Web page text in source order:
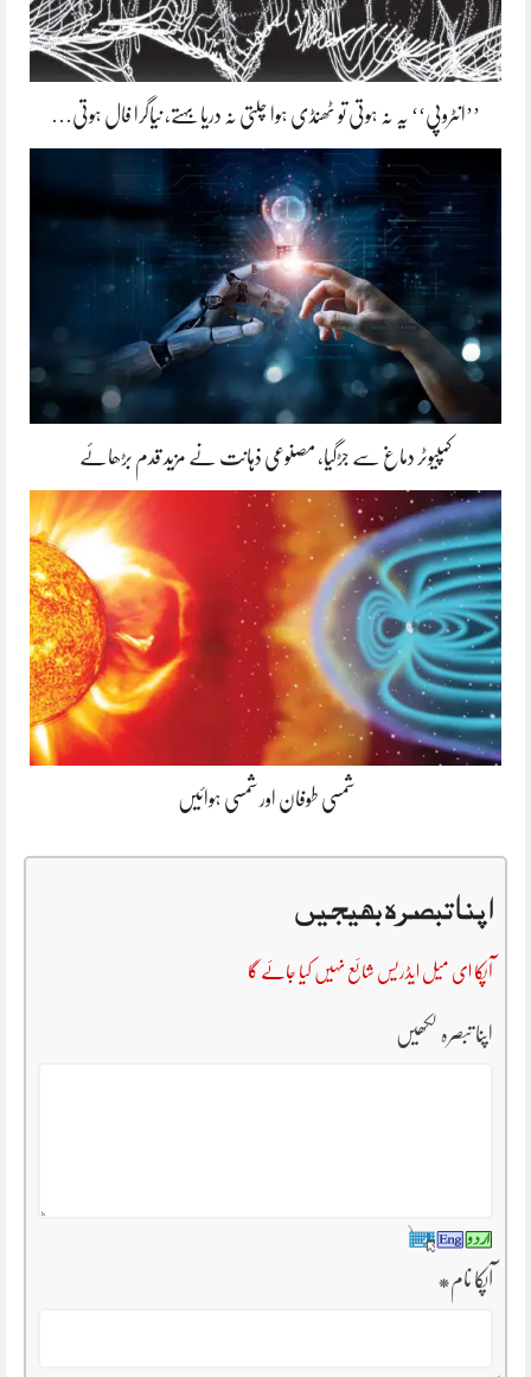
’’انٹروپی‘‘ یہ نہ ہوتی تو ٹھنڈی ہوا چلتی نہ دریا بہتے، نیاگرا فال ہوتی…
کمپیوٹر دماغ سے جڑگیا، مصنوعی ذہانت نے مزید قدم بڑھائے
شمسی طوفان اور شمسی ہوائیں
اپنا تبصرہ بھیجیں
آپکا ای میل ایڈریس شائع نہیں کیا جائے گا
اپنا تبصرہ لکھیں
آپکا نام*